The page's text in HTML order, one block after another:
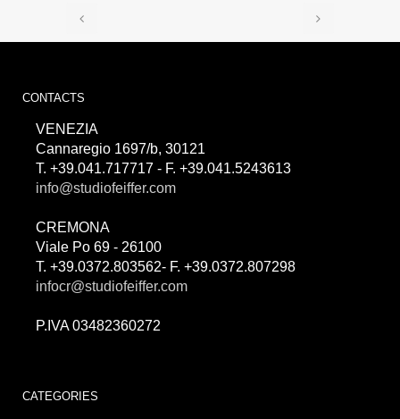
CONTACTS
VENEZIA
Cannaregio 1697/b, 30121
T. +39.041.717717 - F. +39.041.5243613
info@studiofeiffer.com
CREMONA
Viale Po 69 - 26100
T. +39.0372.803562- F. +39.0372.807298
infocr@studiofeiffer.com
P.IVA 03482360272
CATEGORIES